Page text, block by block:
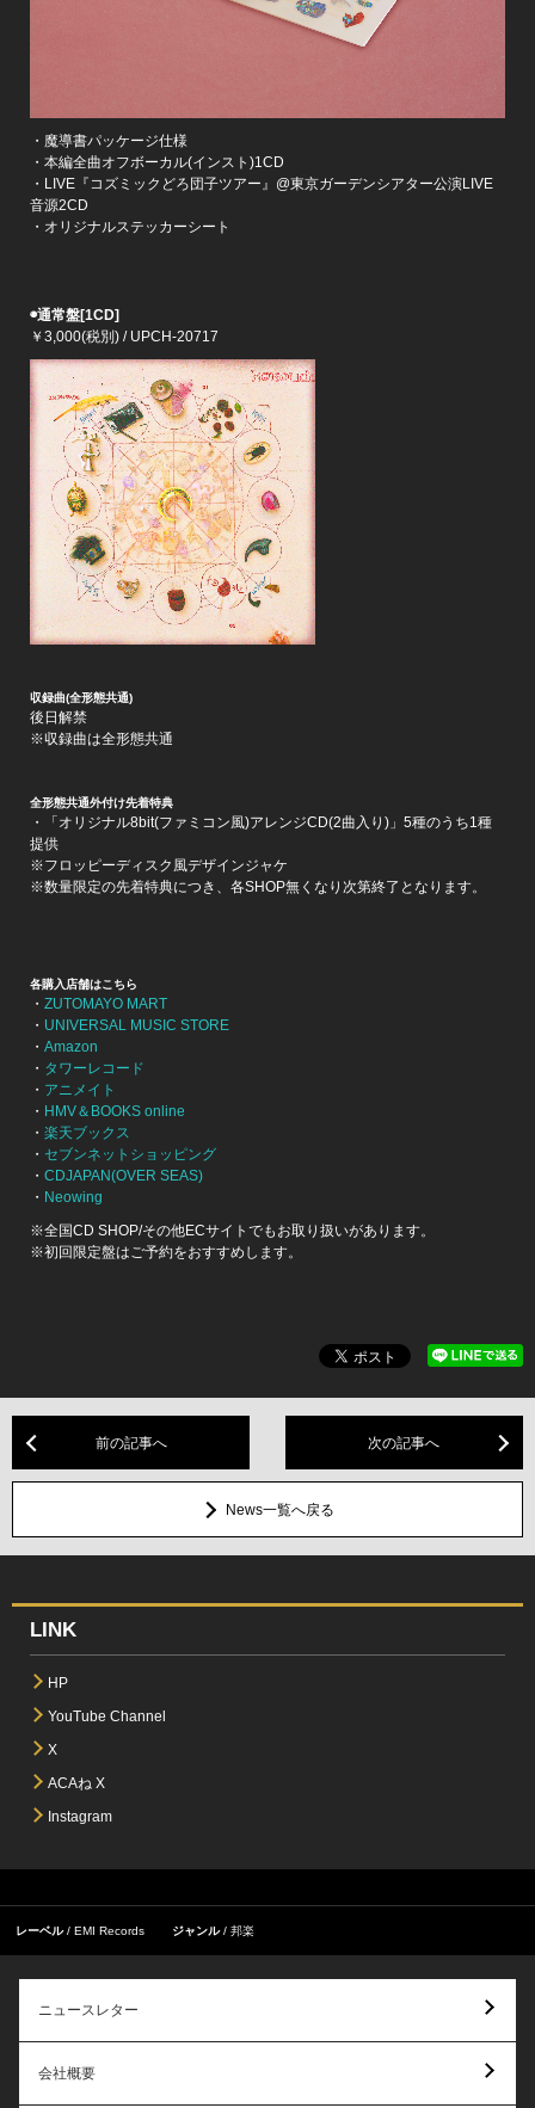
・魔導書パッケージ仕様
・本編全曲オフボーカル(インスト)1CD
・LIVE『コズミックどろ団子ツアー』@東京ガーデンシアター公演LIVE
音源2CD
・オリジナルステッカーシート
◉通常盤[1CD]
￥3,000(税別) / UPCH-20717
収録曲(全形態共通)
後日解禁
※収録曲は全形態共通
全形態共通外付け先着特典
・「オリジナル8bit(ファミコン風)アレンジCD(2曲入り)」5種のうち1種
提供
※フロッピーディスク風デザインジャケ
※数量限定の先着特典につき、各SHOP無くなり次第終了となります。
各購入店舗はこちら
・ ZUTOMAYO MART
・ UNIVERSAL MUSIC STORE
・ Amazon
・ タワーレコード
・ アニメイト
・ HMV＆BOOKS online
・ 楽天ブックス
・ セブンネットショッピング
・ CDJAPAN(OVER SEAS)
・ Neowing
※全国CD SHOP/その他ECサイトでもお取り扱いがあります。
※初回限定盤はご予約をおすすめします。
前の記事へ 次の記事へ
News一覧へ戻る
LINK
HP
YouTube Channel
X
ACAね X
Instagram
レーベル EMI Records ジャンル 邦楽
ニュースレター
会社概要